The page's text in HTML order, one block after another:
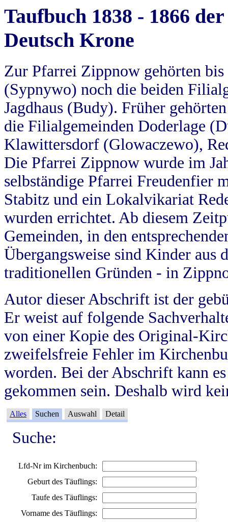
Taufbuch 1838 - 1866
Deutsch Krone
Zur Pfarrei Zippnow gehörten
(Sypnywo) noch die beiden
Jagdhaus (Budy). Früher
die Filialgemeinden Doderlage
Klawittersdorf (Glowaczewo),
Die Pfarrei Zippnow wurde im
selbständige Pfarrei Freudenfier
Stabitz und ein Lokalvikariat
wurden errichtet. Ab diesem
Gemeinden, in den
Übergangsweise sind Kinder aus
traditionellen Gründen - in
Autor dieser Abschrift ist der
Er weist auf folgende
von einer Kopie des Original-
zweifelsfreie Fehler im
worden. Bei der Abschrift kann
gekommen sein. Deshalb wird
Alles Suchen Auswahl Detail
Suche:
Lfd-Nr im Kirchenbuch:
Geburt des Täuflings:
Taufe des Täuflings:
Vorname des Täuflings: